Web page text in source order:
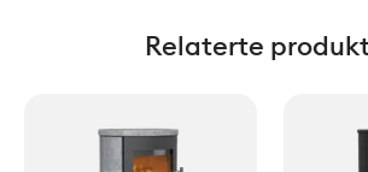
Relaterte